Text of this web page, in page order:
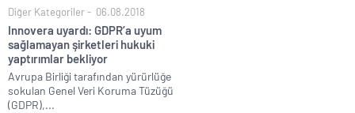
Diğer Kategoriler 06.08.2018
Innovera uyardı: GDPR’a uyum
sağlamayan şirketleri hukuki
yaptırımlar bekliyor
Avrupa Birliği tarafından yürürlüğe
sokulan Genel Veri Koruma Tüzüğü
(GDPR),...